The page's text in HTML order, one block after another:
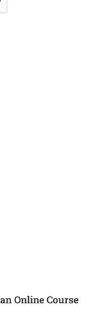
Online Course